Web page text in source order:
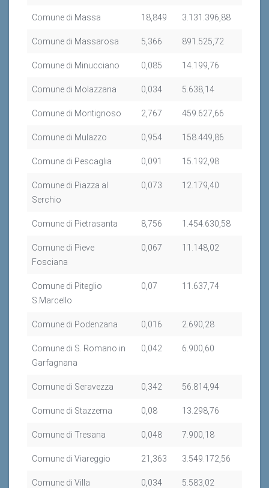
Comune di Massa 18,849 3.131.396,88
Comune di Massarosa 5,366 891.525,72
Comune di Minucciano 0,085 14.199,76
Comune di Molazzana 0,034 5.638,14
Comune di Montignoso 2,767 459.627,66
Comune di Mulazzo 0,954 158.449,86
Comune di Pescaglia 0,091 15.192,98
Comune di Piazza al
Serchio
0,073 12.179,40
Comune di Pietrasanta 8,756 1.454.630,58
Comune di Pieve
Fosciana
0,067 11.148,02
Comune di Piteglio
S.Marcello
0,07 11.637,74
Comune di Podenzana 0,016 2.690,28
Comune di S. Romano in
Garfagnana
0,042 6.900,60
Comune di Seravezza 0,342 56.814,94
Comune di Stazzema 0,08 13.298,76
Comune di Tresana 0,048 7.900,18
Comune di Viareggio 21,363 3.549.172,56
Comune di Villa 0,034 5.583,02